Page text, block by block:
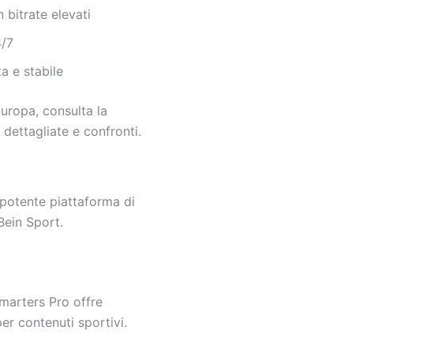
bitrate elevati
7
e stabile
consulta la
dettagliate e confronti.
piattaforma di
Sport.
Pro offre
contenuti sportivi.